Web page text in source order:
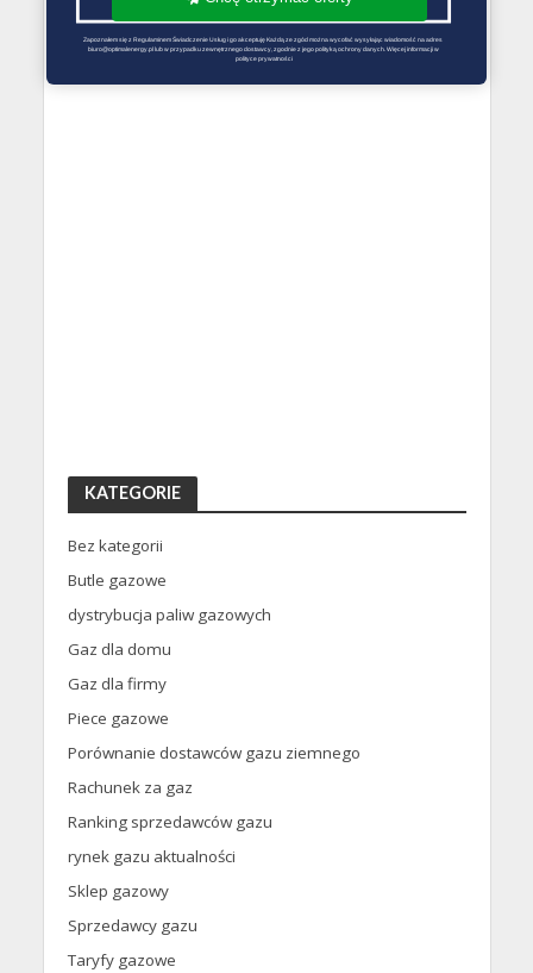
KATEGORIE
Bez kategorii
Butle gazowe
dystrybucja paliw gazowych
Gaz dla domu
Gaz dla firmy
Piece gazowe
Porównanie dostawców gazu ziemnego
Rachunek za gaz
Ranking sprzedawców gazu
rynek gazu aktualności
Sklep gazowy
Sprzedawcy gazu
Taryfy gazowe
Zapoznałem się z Regulaminem Świadczenie Usług i go akceptuję Każdą ze zgód można wycofać wysyłając wiadomość na adres
biuro@optimalenergy.pl lub w przypadku zewnętrznego dostawcy, zgodnie z jego polityką ochrony danych. Więcej informacji w
polityce prywatności